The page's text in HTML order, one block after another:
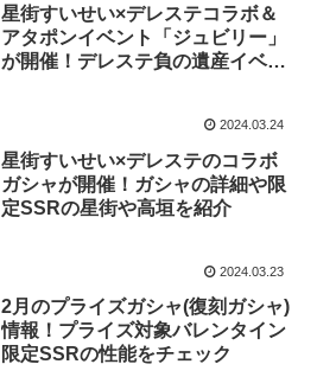
星街すいせい×デレステコラボ＆
アタポンイベント「ジュビリー」
が開催！デレステ負の遺産イベン
2024.03.24
星街すいせい×デレステのコラボ
ガシャが開催！ガシャの詳細や限
定SSRの星街や高垣を紹介
2024.03.23
2月のプライズガシャ(復刻ガシャ)
情報！プライズ対象バレンタイン
限定SSRの性能をチェック